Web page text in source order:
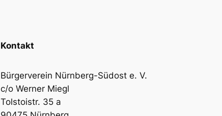
Kontakt
Bürgerverein Nürnberg-Südost e. V.
c/o Werner Miegl
Tolstoistr. 35 a